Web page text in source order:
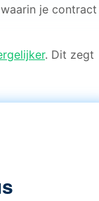
je contract
. Dit zegt